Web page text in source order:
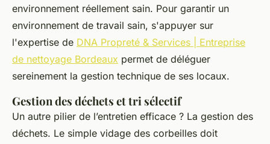
environnement réellement sain. Pour garantir un
environnement de travail sain, s'appuyer sur
l'expertise de DNA Propreté & Services | Entreprise
de nettoyage Bordeaux permet de déléguer
sereinement la gestion technique de ses locaux.
Gestion des déchets et tri sélectif
Un autre pilier de l’entretien efficace ? La gestion des
déchets. Le simple vidage des corbeilles doit